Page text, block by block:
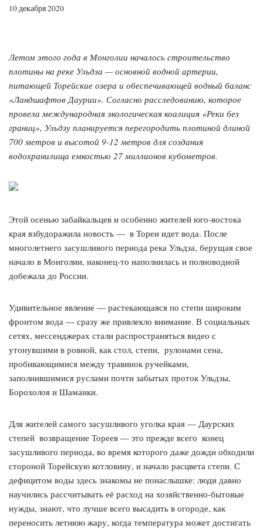
10 декабря 2020
Летом этого года в Монголии началось строительство
плотины на реке Ульдза — основной водной артерии,
питающей Торейские озера и обеспечивающей водный баланс
«Ландшафтов Даурии». Согласно расследованию, которое
провела международная экологическая коалиция «Реки без
границ», Ульдзу планируется перегородить плотиной длиной
700 метров и высотой 9-12 метров для создания
водохранилища емкостью 27 миллионов кубометров.
Этой осенью забайкальцев и особенно жителей юго-востока
края взбудоражила новость — ​ в Тореи идет вода. После
многолетнего засушливого периода река Ульдза, берущая свое
начало в Монголии, наконец-то наполнилась и полноводной
добежала до России.
Удивительное явление — растекающаяся по степи широким
фронтом вода — сразу же привлекло внимание. В социальных
сетях, мессенджерах стали распространяться видео с
утонувшими в ровной, как стол, степи, ​ рулонами сена,
пробивающимися между травинок ручейками,
заполнившимися руслами почти забытых проток Ульдзы,
Борохолоя и Шаманки.
Для жителей самого засушливого уголка края — Даурских
степей ​ возвращение Тореев — это прежде всего ​ конец
засушливого периода, во время которого даже дожди обходили
стороной Торейскую котловину, и начало расцвета степи. С
дефицитом воды здесь знакомы не понаслышке: люди давно
научились рассчитывать её расход на хозяйственно-бытовые
нужды, знают, что лучше всего высадить в огороде, как
переносить летнюю жару, когда температура может достигать